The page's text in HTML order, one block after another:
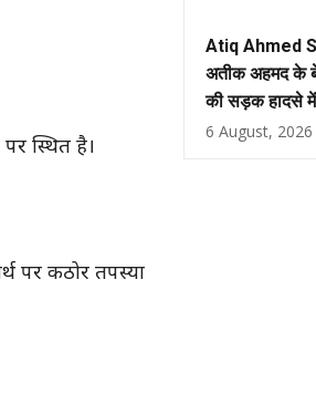
स्थित है।
पर कठोर तपस्या
Atiq Ahmed
अतीक अहमद के
की सड़क हादसे में
6 August, 2026